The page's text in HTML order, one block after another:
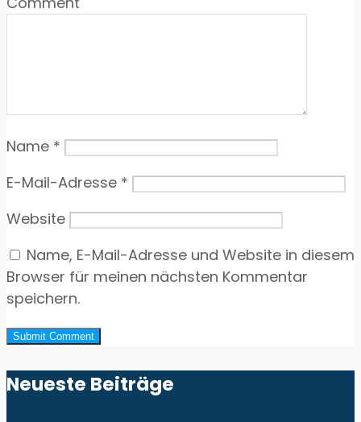
Name *
E-Mail-Adresse *
Website
Name, E-Mail-Adresse und Website in diesem
Browser für meinen nächsten Kommentar
speichern.
Neueste Beiträge